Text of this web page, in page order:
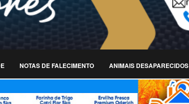
NOTAS DE FALECIMENTO ANIMAIS DESAPARECIDOS